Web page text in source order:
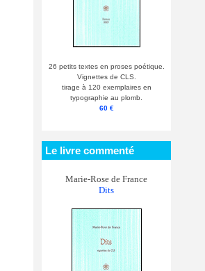
26 petits textes en proses poétique.
Vignettes de CLS.
tirage à 120 exemplaires en
typographie au plomb.
60 €
Le livre commenté
Marie-Rose de France
Dits